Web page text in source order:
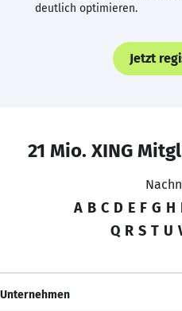
deutlich optimieren.
Jetzt
21 Mio. XING
A B C D E F G H
Q R S T U
Unternehmen